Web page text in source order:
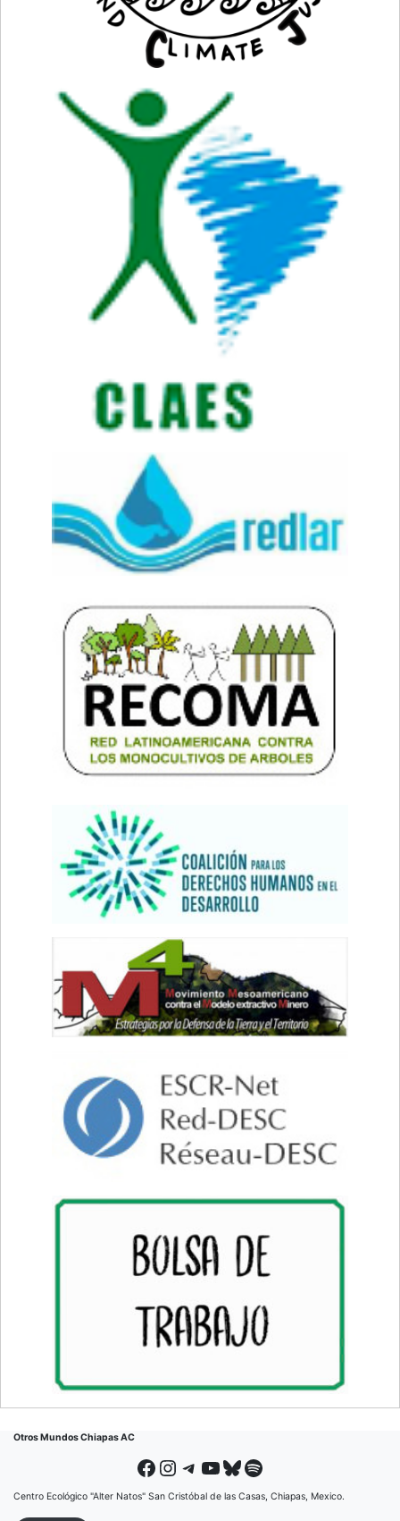
Otros Mundos Chiapas AC
Facebook Instagram Telegram YouTube Bluesky Spotify
Centro Ecológico "Alter Natos" San Cristóbal de las Casas, Chiapas, Mexico.